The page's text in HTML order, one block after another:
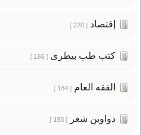
إقتصاد[ 220 ]
كتب طب بيطرى[ 186 ]
الفقه العام[ 184 ]
دواوين شعر[ 183 ]